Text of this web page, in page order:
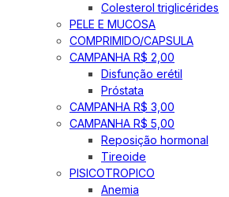
Colesterol triglicérides
PELE E MUCOSA
COMPRIMIDO/CAPSULA
CAMPANHA R$ 2,00
Disfunção erétil
Próstata
CAMPANHA R$ 3,00
CAMPANHA R$ 5,00
Reposição hormonal
Tireoide
PISICOTROPICO
Anemia